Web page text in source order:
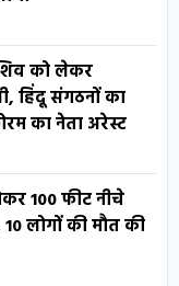
को लेकर
हिंदू संगठनों का
का नेता अरेस्ट
100 फीट नीचे
लोगों की मौत की